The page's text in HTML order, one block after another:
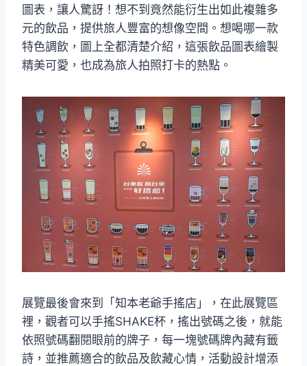
圖表，讓人驚訝！想不到竟然能衍生出如此複雜多
元的飲品，提供旅人豐富的想像空間。想喝哪一款
特色調飲，圖上全都清楚介紹，這張飲品圖表繪製
精美可愛，也成為旅人拍照打卡的熱點。
展覽最後會來到「知本老爺手搖店」，在此展覽區
裡，觀者可以手搖SHAKE杯，搖出號碼之後，就能
依照號碼翻閱眼前的牌子，每一塊號碼牌內藏有籤
詩，並推薦適合的飲品及飲藏心情，活動設計增添